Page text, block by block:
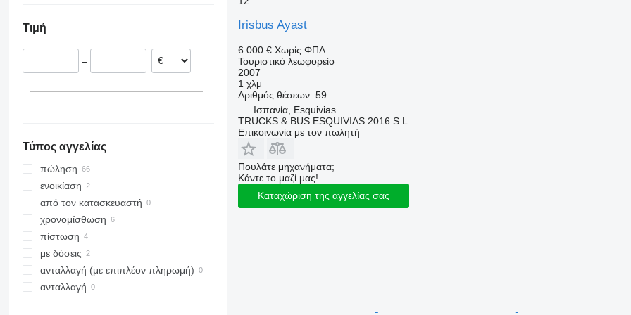
Γαλλία
Τσεχία
Τιμή
–
Τύπος αγγελίας
πώληση
ενοικίαση
από τον κατασκευαστή
χρονομίσθωση
πίστωση
με δόσεις
ανταλλαγή (με επιπλέον πληρωμή)
ανταλλαγή
Irisbus Ayast
6.000 € Χωρίς ΦΠΑ
Τουριστικό λεωφορείο
2007
1 χλμ
Αριθμός θέσεων 59
Ισπανία, Esquivias
TRUCKS & BUS ESQUIVIAS 2016 S.L.
Επικοινωνία με τον πωλητή
Πουλάτε μηχανήματα;
Κάντε το μαζί μας!
Καταχώριση της αγγελίας σας